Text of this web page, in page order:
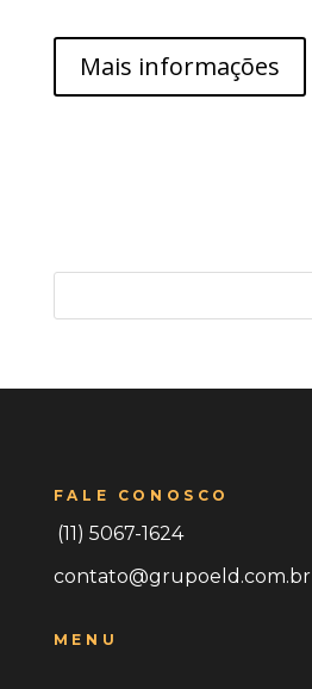
Mais informações
FALE CONOSCO
(11) 5067-1624
contato@grupoeld.com.br
MENU